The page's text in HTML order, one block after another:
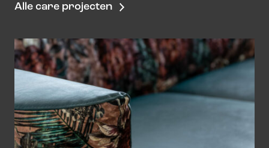
Alle care projecten